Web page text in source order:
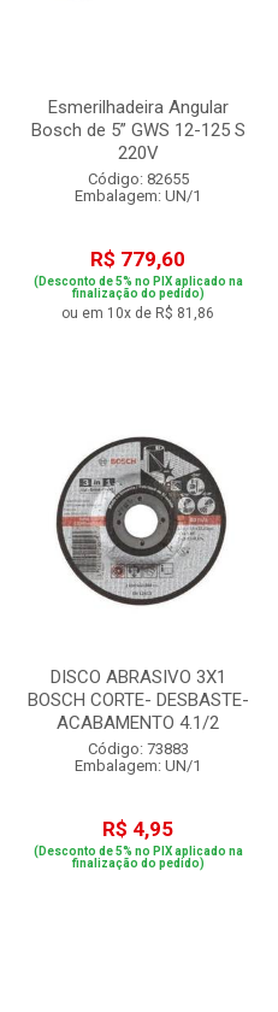
Esmerilhadeira Angular
Bosch de 5” GWS 12-125 S
220V
Código: 82655
Embalagem: UN/1
R$ 779,60
(Desconto de 5% no PIX aplicado na
finalização do pedido)
ou em 10x de R$ 81,86
DISCO ABRASIVO 3X1
BOSCH CORTE- DESBASTE-
ACABAMENTO 4.1/2
Código: 73883
Embalagem: UN/1
R$ 4,95
(Desconto de 5% no PIX aplicado na
finalização do pedido)